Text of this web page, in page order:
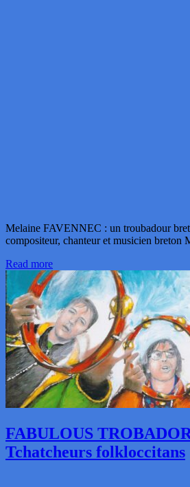
Melaine FAVENNEC : un troubadour
compositeur, chanteur et musicien breton
Read more
FABULOUS
Tchatcheurs folkloccitans